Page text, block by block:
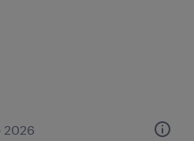
2026